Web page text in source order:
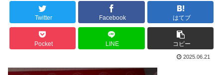
Twitter Facebook はてブ
Pocket LINE コピー
2025.06.21